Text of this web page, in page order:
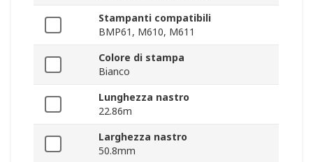
Stampanti compatibili
BMP61, M610, M611
Colore di stampa
Bianco
Lunghezza nastro
22.86m
Larghezza nastro
50.8mm